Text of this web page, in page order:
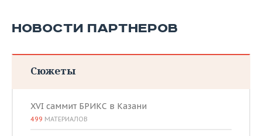
НОВОСТИ ПАРТНЕРОВ
Сюжеты
XVI саммит БРИКС в Казани
499 МАТЕРИАЛОВ